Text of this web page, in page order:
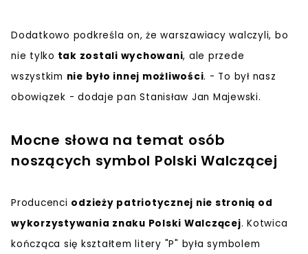
Dodatkowo podkreśla on, że warszawiacy walczyli, bo
nie tylko tak zostali wychowani, ale przede
wszystkim nie było innej możliwości. - To był nasz
obowiązek - dodaje pan Stanisław Jan Majewski.
Mocne słowa na temat osób
noszących symbol Polski Walczącej
Producenci odzieży patriotycznej nie stronią od
wykorzystywania znaku Polski Walczącej. Kotwica
kończąca się kształtem litery "P" była symbolem